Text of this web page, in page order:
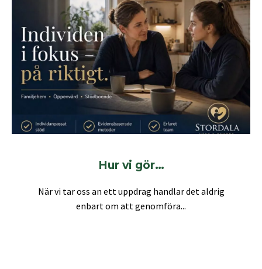
Hur vi gör…
När vi tar oss an ett uppdrag handlar det aldrig
enbart om att genomföra...